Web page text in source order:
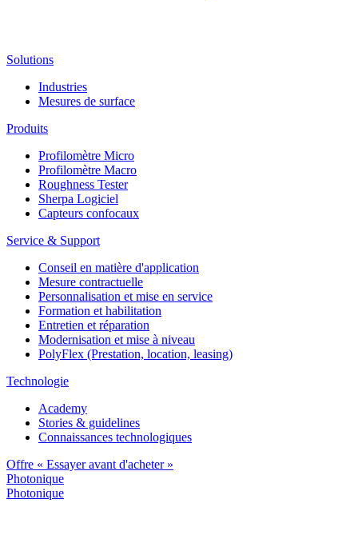
Solutions
Industries
Mesures de surface
Produits
Profilomètre Micro
Profilomètre Macro
Roughness Tester
Sherpa Logiciel
Capteurs confocaux
Service & Support
Conseil en matière d'application
Mesure contractuelle
Personnalisation et mise en service
Formation et habilitation
Entretien et réparation
Modernisation et mise à niveau
PolyFlex (Prestation, location, leasing)
Technologie
Academy
Stories & guidelines
Connaissances technologiques
Offre « Essayer avant d'acheter »
Photonique
Photonique